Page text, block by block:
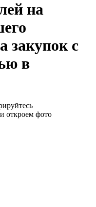
на
закупок с
в
откроем фото